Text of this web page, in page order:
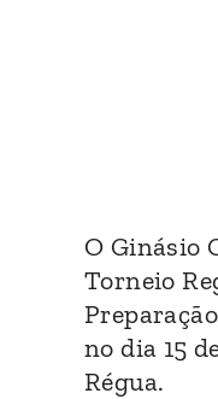
O Ginásio
Torneio
no dia 15
Régua.